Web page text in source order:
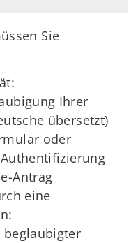
Sie
Ihrer
übersetzt)
oder
Antrag
eine